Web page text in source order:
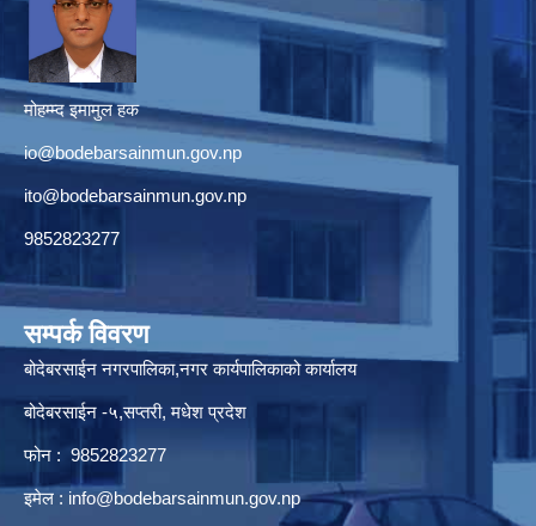
मोहम्म्द इमामुल हक
io@bodebarsainmun.gov.np
ito@bodebarsainmun.gov.np
9852823277
सम्पर्क विवरण
बोदेबरसाईन नगरपालिका,नगर कार्यपालिकाको कार्यालय
बोदेबरसाईन -५,सप्तरी, मधेश प्रदेश
फोन : 9852823277
इमेल : info@bodebarsainmun.gov.np